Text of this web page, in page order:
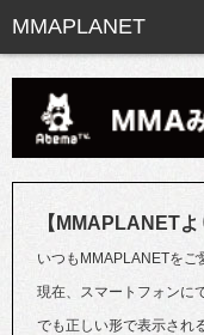
【MMAPLANETよ
いつもMMAPLANETをご
現在、スマートフォンに
でも正しい形で表示され